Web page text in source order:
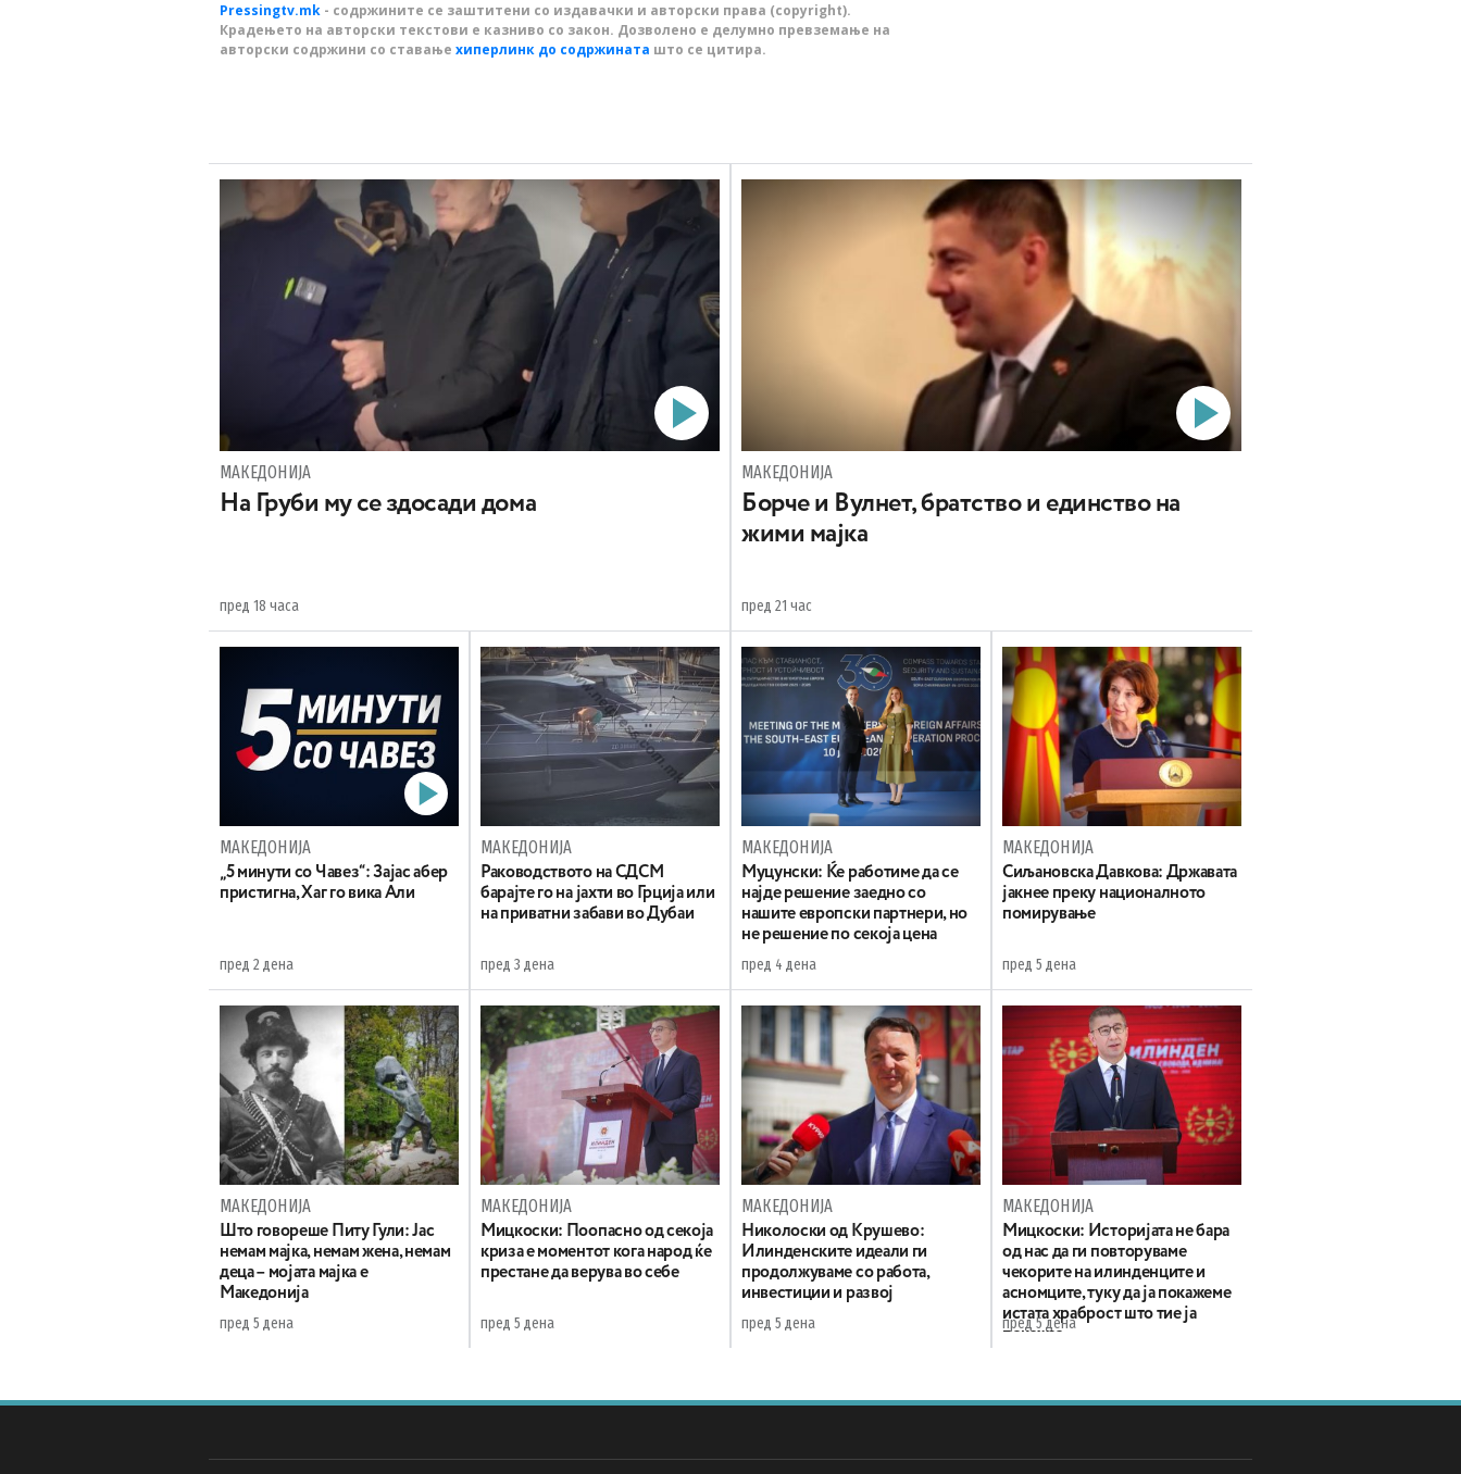
Pressingtv.mk - содржините се заштитени со издавачки и авторски права (copyright).
Крадењето на авторски текстови е казниво со закон. Дозволено е делумно превземање на
авторски содржини со ставање хиперлинк до содржината што се цитира.
МАКЕДОНИЈА
На Груби му се здосади дома
пред 18 часа
МАКЕДОНИЈА
Борче и Вулнет, братство и единство на
жими мајка
пред 21 час
МАКЕДОНИЈА
„5 минути со Чавез“: Зајас абер
пристигна, Хаг го вика Али
пред 2 дена
МАКЕДОНИЈА
Раководството на СДСМ
барајте го на јахти во Грција или
на приватни забави во Дубаи
пред 3 дена
МАКЕДОНИЈА
Муцунски: Ќе работиме да се
најде решение заедно со
нашите европски партнери, но
не решение по секоја цена
пред 4 дена
МАКЕДОНИЈА
Сиљановска Давкова: Државата
јакнее преку националното
помирување
пред 5 дена
МАКЕДОНИЈА
Што говореше Питу Гули: Јас
немам мајка, немам жена, немам
деца – мојата мајка е
Македонија
пред 5 дена
МАКЕДОНИЈА
Мицкоски: Поопасно од секоја
криза е моментот кога народ ќе
престане да верува во себе
пред 5 дена
МАКЕДОНИЈА
Николоски од Крушево:
Илинденските идеали ги
продолжуваме со работа,
инвестиции и развој
пред 5 дена
МАКЕДОНИЈА
Мицкоски: Историјата не бара
од нас да ги повторуваме
чекорите на илинденците и
асномците, туку да ја покажеме
истата храброст што тие ја
покажаа
пред 5 дена